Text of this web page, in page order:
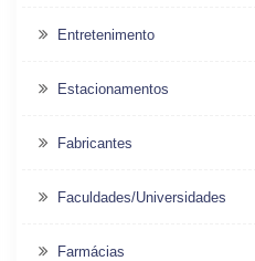
Entretenimento
Estacionamentos
Fabricantes
Faculdades/Universidades
Farmácias